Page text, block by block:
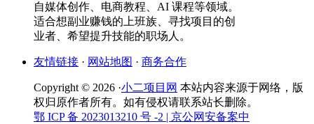
自媒体创作、电商教程、AI 课程等领域。
适合想副业赚钱的上班族、寻找项目的创
业者、希望提升技能的职场人。
友情链接 · 网站地图 · 商务合作
Copyright © 2026 ·小二项目网 本站内容来源于网络，版
权归原作者所有。如有侵权请联系站长删除。
鄂 ICP 备 2023013210 号 -2 | 京公网安备案中